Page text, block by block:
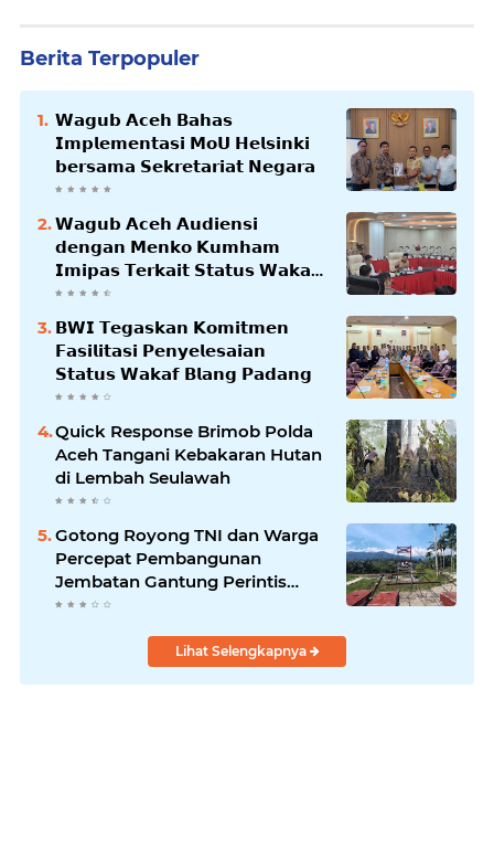
Berita Terpopuler
𝗪𝗮𝗴𝘂𝗯 𝗔𝗰𝗲𝗵 𝗕𝗮𝗵𝗮𝘀
𝗜𝗺𝗽𝗹𝗲𝗺𝗲𝗻𝘁𝗮𝘀𝗶 𝗠𝗼𝗨 𝗛𝗲𝗹𝘀𝗶𝗻𝗸𝗶
𝗯𝗲𝗿𝘀𝗮𝗺𝗮 𝗦𝗲𝗸𝗿𝗲𝘁𝗮𝗿𝗶𝗮𝘁 𝗡𝗲𝗴𝗮𝗿𝗮
𝗪𝗮𝗴𝘂𝗯 𝗔𝗰𝗲𝗵 𝗔𝘂𝗱𝗶𝗲𝗻𝘀𝗶
𝗱𝗲𝗻𝗴𝗮𝗻 𝗠𝗲𝗻𝗸𝗼 𝗞𝘂𝗺𝗵𝗮𝗺
𝗜𝗺𝗶𝗽𝗮𝘀 𝗧𝗲𝗿𝗸𝗮𝗶𝘁 𝗦𝘁𝗮𝘁𝘂𝘀 𝗪𝗮𝗸𝗮𝗳
𝗕𝗹𝗮𝗻𝗴𝗽𝗮𝗱𝗮𝗻𝗴
𝗕𝗪𝗜 𝗧𝗲𝗴𝗮𝘀𝗸𝗮𝗻 𝗞𝗼𝗺𝗶𝘁𝗺𝗲𝗻
𝗙𝗮𝘀𝗶𝗹𝗶𝘁𝗮𝘀𝗶 𝗣𝗲𝗻𝘆𝗲𝗹𝗲𝘀𝗮𝗶𝗮𝗻
𝗦𝘁𝗮𝘁𝘂𝘀 𝗪𝗮𝗸𝗮𝗳 𝗕𝗹𝗮𝗻𝗴 𝗣𝗮𝗱𝗮𝗻𝗴
Quick Response Brimob Polda
Aceh Tangani Kebakaran Hutan
di Lembah Seulawah
Gotong Royong TNI dan Warga
Percepat Pembangunan
Jembatan Gantung Perintis
Kuta Ujung Aceh Tenggara
Lihat Selengkapnya